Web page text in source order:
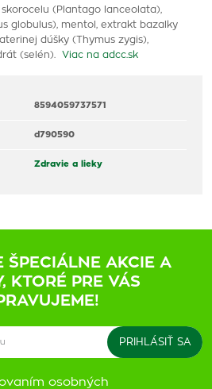
(Plantago lanceolata),
globulus), mentol, extrakt bazalky
dúšky (Thymus zygis),
(selén). Viac na adcc.sk
8594059737571
d790590
Zdravie a lieky
ŠPECIÁLNE AKCIE A
KTORÉ PRE VÁS
osobných